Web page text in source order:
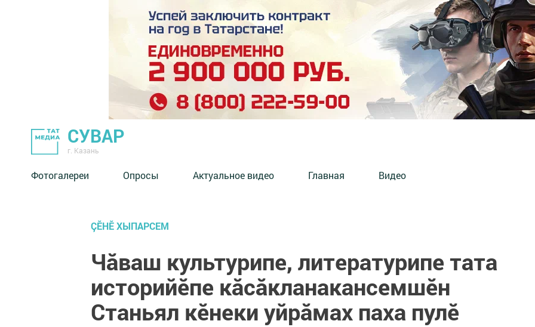
СУВАР
г. Казань
Фотогалереи Опросы Актуальное видео Главная Видео
ÇӖНӖ ХЫПАРСЕМ
Чăваш культурипе, литературипе тата
историйĕпе кăсăкланакансемшĕн
Станьял кĕнеки уйрăмах паха пулĕ